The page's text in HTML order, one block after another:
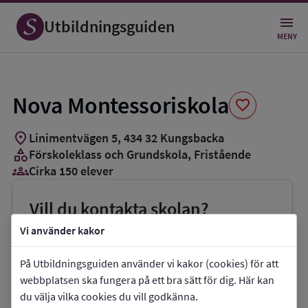
Vi använder kakor
På Utbildningsguiden använder vi kakor (cookies) för att
webbplatsen ska fungera på ett bra sätt för dig. Här kan
du välja vilka cookies du vill godkänna.
Utbildningsguiden MENY
Nova Montessoriskola favorite
Spara
som
favorit
location_on Linimentvägen 5, 434 32 Kungsbacka
categoryFörskoleklass och Grundskola, Fristående
groups_3Cirka 150 elever
Vill du kontakta skolan?
phoneTelefon:072-5609999
E-post: catharina.andersson@montenova.se
link Webbplats:Nova Montessoriskola